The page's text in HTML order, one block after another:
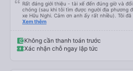
Rất đáng giới thiệu - tài xế đến đúng giờ và
chóng (sau khi tôi tìm được người địa phương
xe Hữu Nghi. Cảm ơn anh ấy rất nhiều). Tôi
sao tài xế không đến đón tôi về Hà Nội, cuối
đặt trước. Bài học rút ra - hãy kiểm tra kỹ
bạn không còn buồn ngủ.
Xem thêm
Không cần thanh toán trước
Xác nhận chỗ ngay lập tức